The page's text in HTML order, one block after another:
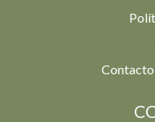
Contacto